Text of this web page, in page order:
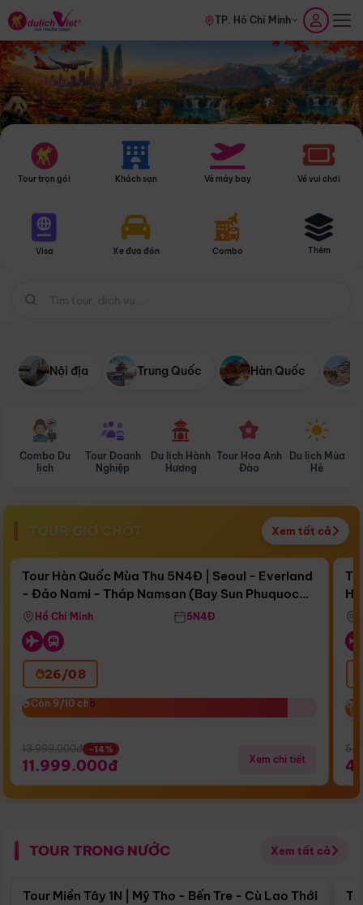
TP. Hồ Chí Minh
Tour trọn gói Khách sạn Vé máy bay Vé vui chơi
Visa Xe đưa đón Combo Thêm
Nội địa Trung Quốc Hàn Quốc
Combo Du
lịch
Tour Doanh
Nghiệp
Du lịch Hành
Hương
Tour Hoa Anh
Đào
Du lịch Mùa
Hè
TOUR GIỜ CHÓT Xem tất cả
Còn15 ngày 04:35:58
Bay Sun Phuquoc Airways
Điểm nổi bật
Tour Hàn Quốc Mùa Thu 5N4Đ | Seoul - Everland
- Đảo Nami - Tháp Namsan (Bay Sun Phuquoc
Airways)
Hồ Chí Minh 5N4Đ
26/08
Còn 9/10 chỗ
Còn 9/10 chỗ
13.999.000đ -14%
11.999.000đ Xem chi tiết
TOUR TRONG NƯỚC Xem tất cả
Điểm nổi bật
Tour Miền Tây 1N | Mỹ Tho - Bến Tre - Cù Lao Thới